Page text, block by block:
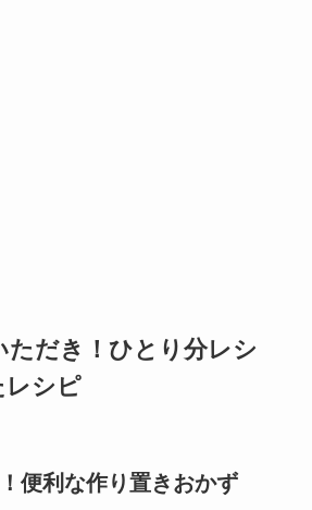
ただき！ひとり分レシ
レシピ
便利な作り置きおかず